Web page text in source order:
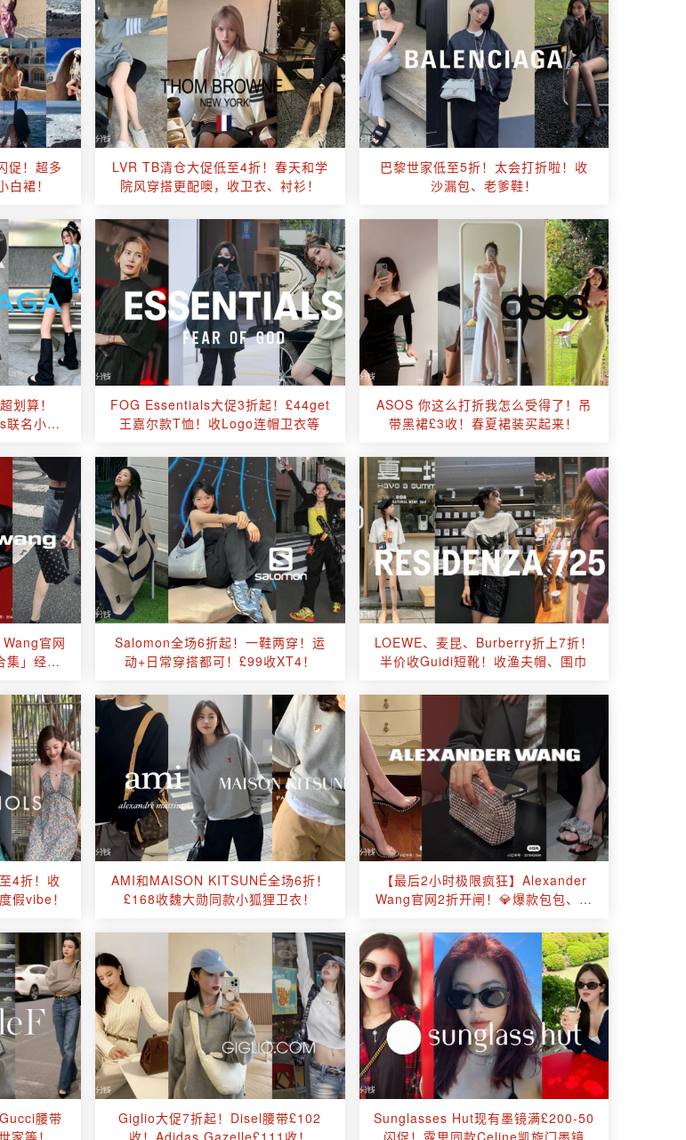
促！超多
裙！
LVR TB清仓大促低至4折！春天和学
院风穿搭更配噢，收卫衣、衬衫！
巴黎世家低至5折！太会打折啦！收
沙漏包、老爹鞋！
划算！
联名小白
FOG Essentials大促3折起！£44get
王嘉尔款T恤！收Logo连帽卫衣等
ASOS 你这么打折我怎么受得了！吊
带黑裙£3收！春夏裙装买起来！
官网
集」经典
Salomon全场6折起！一鞋两穿！运
动+日常穿搭都可！£99收XT4！
LOEWE、麦昆、Burberry折上7折！
半价收Guidi短靴！收渔夫帽、围巾
4折！收
假vibe！
AMI和MAISON KITSUNÉ全场6折！
£168收魏大勋同款小狐狸卫衣！
【最后2小时极限疯狂】Alexander
Wang官网2折开闸！💎爆款包包、水
腰带
Giglio大促7折起！Disel腰带£102
Sunglasses Hut现有墨镜满£200-50